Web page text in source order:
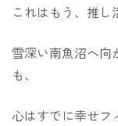
これはもう、推し
雪深い南魚沼へ向
も、
心はすでに幸せフ